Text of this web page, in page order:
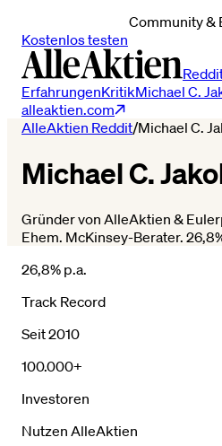
Community &
Kostenlos testen
ErfahrungenKritikMichael C.
alleaktien.com
AlleAktien Reddit/Michael C.
Michael C.
Gründer von AlleAktien &
Ehem. McKinsey-Berater.
26,8% p.a.
Track Record
Seit 2010
100.000+
Investoren
Nutzen AlleAktien